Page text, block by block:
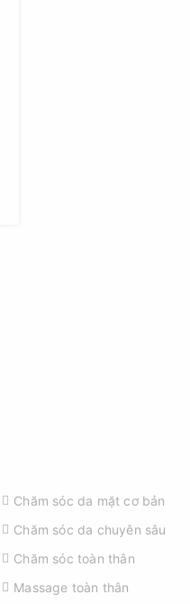
Chăm sóc da mặt cơ bản
Chăm sóc da chuyên sâu
Chăm sóc toàn thân
Massage toàn thân